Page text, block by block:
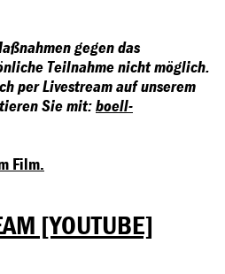
gegen das
Teilnahme nicht möglich.
per Livestream auf unserem
Sie mit:boell-
Film.
[YOUTUBE]